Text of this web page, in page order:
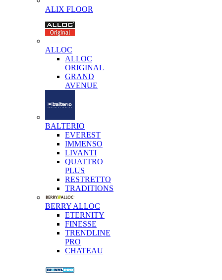
ALIX FLOOR
ALLOC
ALLOC
ORIGINAL
GRAND
AVENUE
BALTERIO
EVEREST
IMMENSO
LIVANTI
QUATTRO
PLUS
RESTRETTO
TRADITIONS
BERRY ALLOC
ETERNITY
FINESSE
TRENDLINE
PRO
CHATEAU